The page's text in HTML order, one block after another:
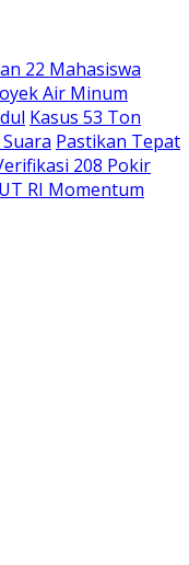
22 Mahasiswa
Air Minum
Kasus 53 Ton
Pastikan Tepat
208 Pokir
RI Momentum